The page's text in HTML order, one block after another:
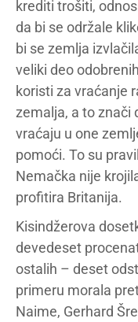
krediti trošiti,
da bi se održale
bi se zemlja
veliki deo
koristi za vraćanje
zemalja, a to znači
vraćaju u one
pomoći. To su
Nemačka nije
profitira Britanija.
Kisindžerova
devedeset
ostalih – deset
primeru morala
Naime, Gerhard